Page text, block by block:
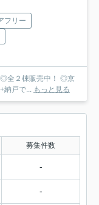
フリー
◎全２棟販売中！ ◎京
納戸で... もっと見る
募集件数
-
-